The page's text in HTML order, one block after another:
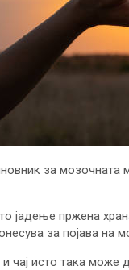
за мозочната
јадење пржена
за појава на
чај исто така може